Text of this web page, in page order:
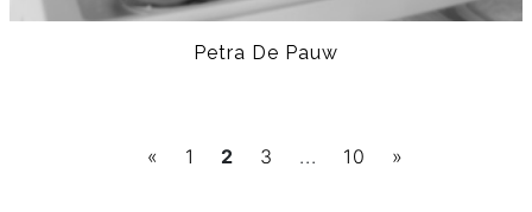
Petra De Pauw
« 1 2 3 ... 10 »